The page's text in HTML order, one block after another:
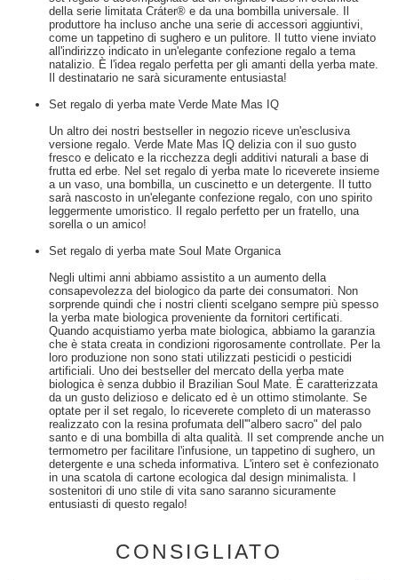
della serie limitata Cráter® e da una bombilla universale. Il
produttore ha incluso anche una serie di accessori aggiuntivi,
come un tappetino di sughero e un pulitore. Il tutto viene inviato
all'indirizzo indicato in un'elegante confezione regalo a tema
natalizio. È l'idea regalo perfetta per gli amanti della yerba mate.
Il destinatario ne sarà sicuramente entusiasta!
Set regalo di yerba mate Verde Mate Mas IQ
Un altro dei nostri bestseller in negozio riceve un'esclusiva
versione regalo. Verde Mate Mas IQ delizia con il suo gusto
fresco e delicato e la ricchezza degli additivi naturali a base di
frutta ed erbe. Nel set regalo di yerba mate lo riceverete insieme
a un vaso, una bombilla, un cuscinetto e un detergente. Il tutto
sarà nascosto in un'elegante confezione regalo, con uno spirito
leggermente umoristico. Il regalo perfetto per un fratello, una
sorella o un amico!
Set regalo di yerba mate Soul Mate Organica
Negli ultimi anni abbiamo assistito a un aumento della
consapevolezza del biologico da parte dei consumatori. Non
sorprende quindi che i nostri clienti scelgano sempre più spesso
la yerba mate biologica proveniente da fornitori certificati.
Quando acquistiamo yerba mate biologica, abbiamo la garanzia
che è stata creata in condizioni rigorosamente controllate. Per la
loro produzione non sono stati utilizzati pesticidi o pesticidi
artificiali. Uno dei bestseller del mercato della yerba mate
biologica è senza dubbio il Brazilian Soul Mate. È caratterizzata
da un gusto delizioso e delicato ed è un ottimo stimolante. Se
optate per il set regalo, lo riceverete completo di un materasso
realizzato con la resina profumata dell'"albero sacro" del palo
santo e di una bombilla di alta qualità. Il set comprende anche un
termometro per facilitare l'infusione, un tappetino di sughero, un
detergente e una scheda informativa. L'intero set è confezionato
in una scatola di cartone ecologica dal design minimalista. I
sostenitori di uno stile di vita sano saranno sicuramente
entusiasti di questo regalo!
CONSIGLIATO